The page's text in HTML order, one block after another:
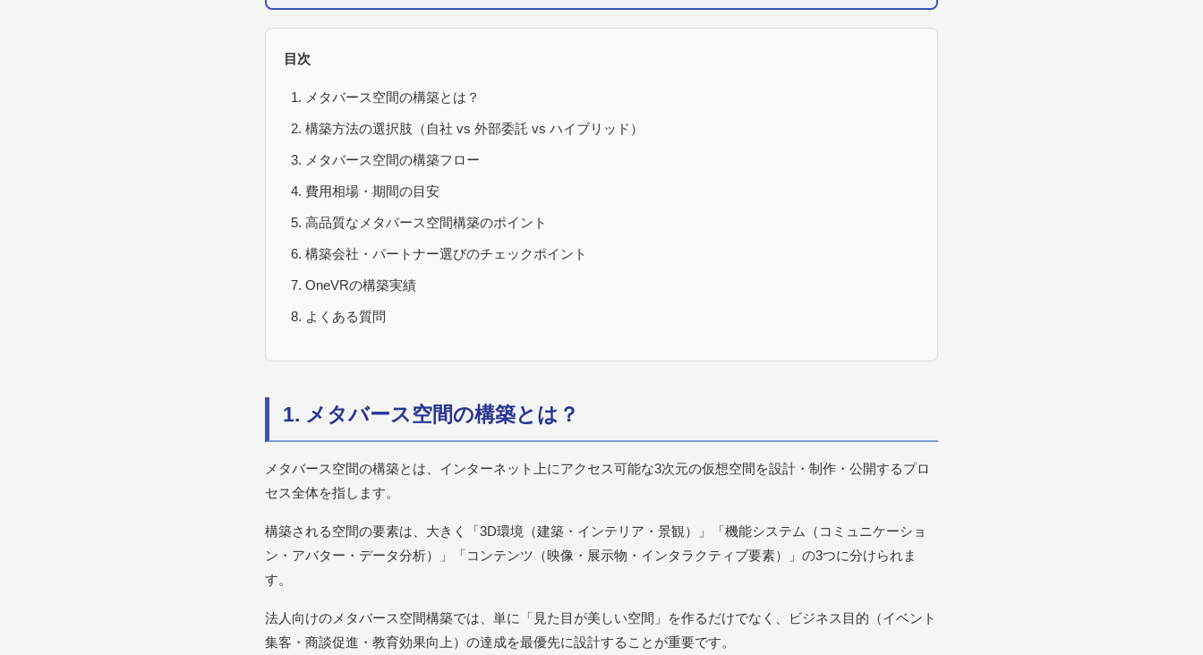
目次
メタバース空間の構築とは？
構築方法の選択肢（自社 vs 外部委託 vs ハイブリッド）
メタバース空間の構築フロー
費用相場・期間の目安
高品質なメタバース空間構築のポイント
構築会社・パートナー選びのチェックポイント
OneVRの構築実績
よくある質問
1. メタバース空間の構築とは？
メタバース空間の構築とは、インターネット上にアクセス可能な3次元の仮想空間を設計・制作・公開するプロ
セス全体を指します。
構築される空間の要素は、大きく「3D環境（建築・インテリア・景観）」「機能システム（コミュニケーショ
ン・アバター・データ分析）」「コンテンツ（映像・展示物・インタラクティブ要素）」の3つに分けられま
す。
法人向けのメタバース空間構築では、単に「見た目が美しい空間」を作るだけでなく、ビジネス目的（イベント
集客・商談促進・教育効果向上）の達成を最優先に設計することが重要です。